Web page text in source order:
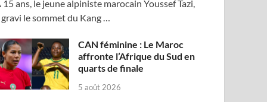
15 ans, le jeune alpiniste marocain Youssef Tazi,
gravi le sommet du Kang …
CAN féminine : Le Maroc
affronte l’Afrique du Sud en
quarts de finale
5 août 2026